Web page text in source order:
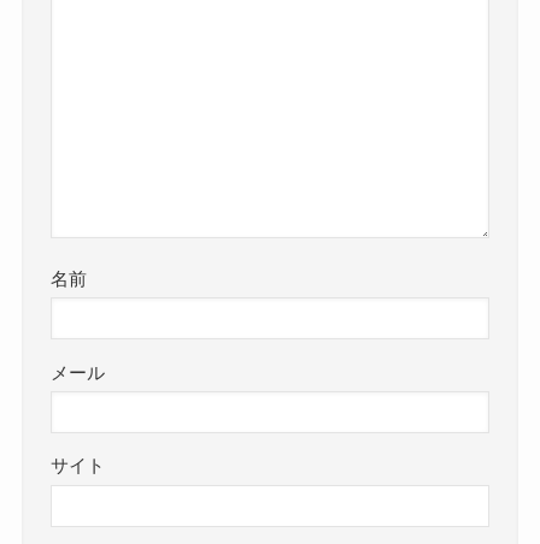
名前
メール
サイト